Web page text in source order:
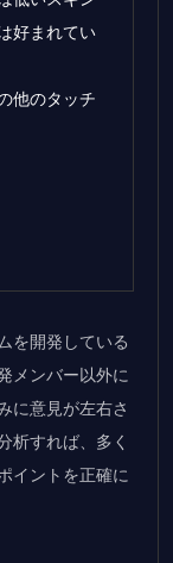
好まれてい
他のタッチ
を開発している
メンバー以外に
に意見が左右さ
析すれば、多く
イントを正確に